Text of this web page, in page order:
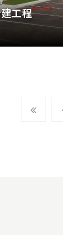
工程